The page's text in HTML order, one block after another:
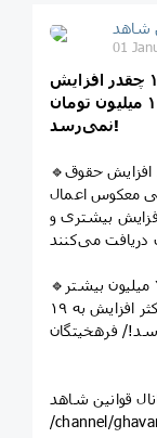
شاهد
01
حقوق شما با سازوکار بودجه ۱۴۰۵ چقدر افزایش
حقوق حداقل‌بگیر بازهم به ۱۹ میلیون تومان
نمی‌رسد!
🔹️در لایحه بودجه ۱۴۰۵، دولت قصد دارد افزایش حقوق
معکوس اعمال
بیشتری و
🔹️حقوق ۱۰۰ میلیونی یک کارمند، ۲۳ میلیون بیشتر
می‌شود؛ درحالیکه حقوق حداقل بگیر با حداکثر افزایش به ۱۹
فرهخیتگان
قوانین شاهد
/channel/